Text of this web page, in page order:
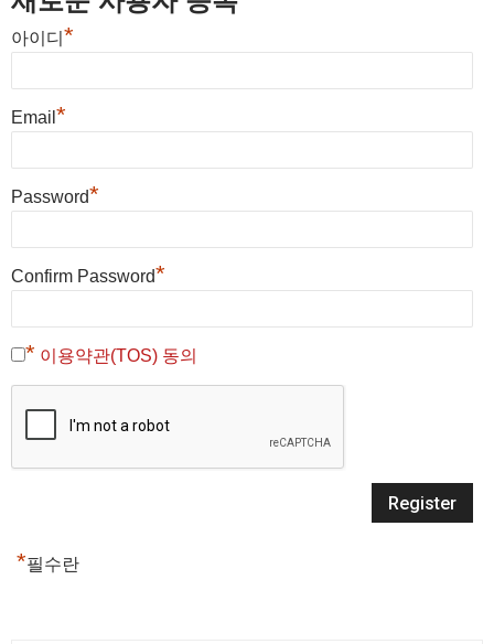
아이디 *
Email *
Password*
Confirm Password*
* 이용약관(TOS) 동의
*필수란